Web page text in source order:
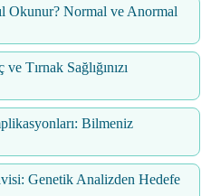
Okunur? Normal ve Anormal
Tırnak Sağlığınızı
Bilmeniz
Genetik Analizden Hedefe